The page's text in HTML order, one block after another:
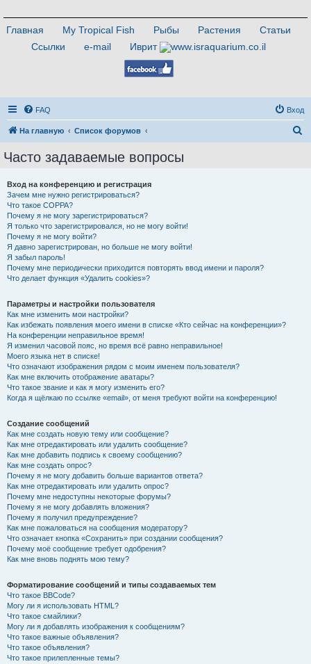
Главная My Tropical Fish Рыбы Растения
Статьи
Ссылки
e-mail Иврит
FAQ Вход
На главную Список форумов
Часто задаваемые вопросы
Вход на конференцию и регистрация
Зачем мне нужно регистрироваться?
Что такое COPPA?
Почему я не могу зарегистрироваться?
Я только что зарегистрировался, но не могу войти!
Почему я не могу войти?
Я давно зарегистрирован, но больше не могу войти!
Я забыл пароль!
Почему мне периодически приходится повторять ввод имени и пароля?
Что делает функция «Удалить cookies»?
Параметры и настройки пользователя
Как мне изменить мои настройки?
Как избежать появления моего имени в списке «Кто сейчас на конференции»?
На конференции неправильное время!
Я изменил часовой пояс, но время всё равно неправильное!
Моего языка нет в списке!
Что означают изображения рядом с моим именем пользователя?
Как мне включить отображение аватары?
Что такое звание и как я могу изменить его?
Когда я щёлкаю по ссылке «email», от меня требуют войти на конференцию!
Создание сообщений
Как мне создать новую тему или сообщение?
Как мне отредактировать или удалить сообщение?
Как мне добавить подпись к своему сообщению?
Как мне создать опрос?
Почему я не могу добавить больше вариантов ответа?
Как мне отредактировать или удалить опрос?
Почему мне недоступны некоторые форумы?
Почему я не могу добавлять вложения?
Почему я получил предупреждение?
Как мне пожаловаться на сообщения модератору?
Что означает кнопка «Сохранить» при создании сообщения?
Почему моё сообщение требует одобрения?
Как мне вновь поднять мою тему?
Форматирование сообщений и типы создаваемых тем
Что такое BBCode?
Могу ли я использовать HTML?
Что такое смайлики?
Могу ли я добавлять изображения к сообщениям?
Что такое важные объявления?
Что такое объявления?
Что такое прилепленные темы?